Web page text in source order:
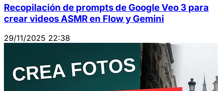
Recopilación de prompts de Google Veo 3 para
crear videos ASMR en Flow y Gemini
29/11/2025 22:38